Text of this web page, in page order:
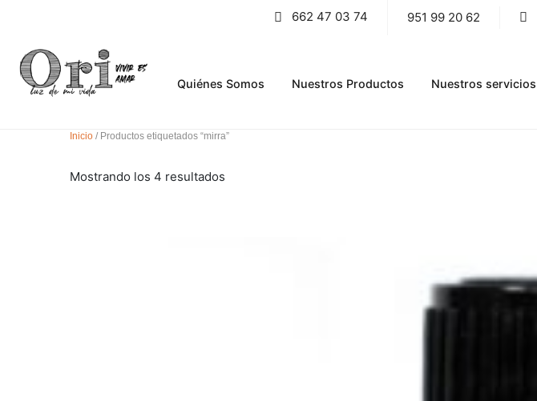
662 47 03 74 951 99 20 62
Quiénes Somos Nuestros Productos Nuestros servicios
Inicio / Productos etiquetados “mirra”
Mostrando los 4 resultados